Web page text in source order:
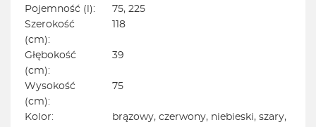
Pojemność (l):
75, 225
Szerokość
(cm):
118
Głębokość
(cm):
39
Wysokość
(cm):
75
Kolor:
brązowy, czerwony, niebieski, szary,